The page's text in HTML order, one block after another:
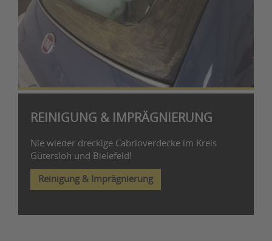
REINIGUNG & IMPRÄGNIERUNG
Nie wieder dreckige Cabrioverdecke im Kreis
Gütersloh und Bielefeld!
Reinigung & Imprägnierung